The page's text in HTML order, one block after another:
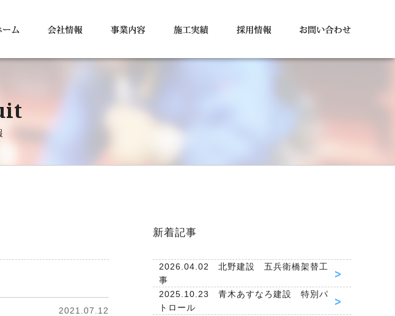
2021.07.12
新着記事
2026.04.02 北野建設 五兵衛橋架替工
事
2025.10.23 青木あすなろ建設 特別パ
トロール